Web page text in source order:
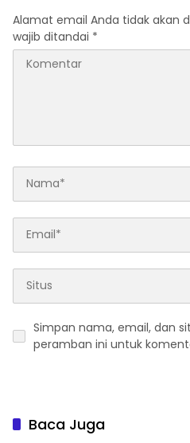
Alamat email Anda tidak akan
wajib ditandai *
Simpan nama, email, dan
peramban ini untuk
Baca Juga